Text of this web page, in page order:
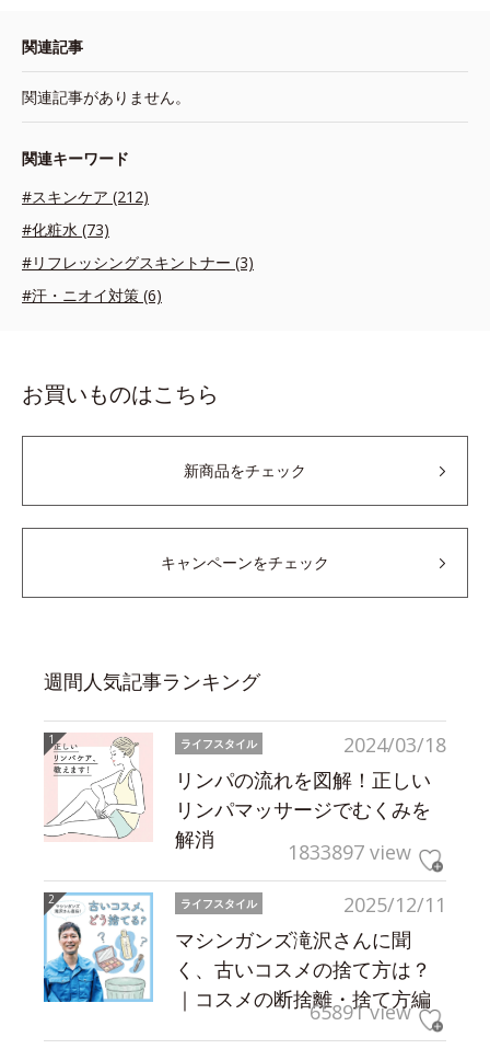
関連記事
関連記事がありません。
関連キーワード
#スキンケア (212)
#化粧水 (73)
#リフレッシングスキントナー (3)
#汗・ニオイ対策 (6)
お買いものはこちら
新商品をチェック
キャンペーンをチェック
週間人気記事ランキング
2024/03/18
ライフスタイル
リンパの流れを図解！正しい
リンパマッサージでむくみを
解消
1833897 view
2025/12/11
ライフスタイル
マシンガンズ滝沢さんに聞
く、古いコスメの捨て方は？
｜コスメの断捨離・捨て方編
65891 view